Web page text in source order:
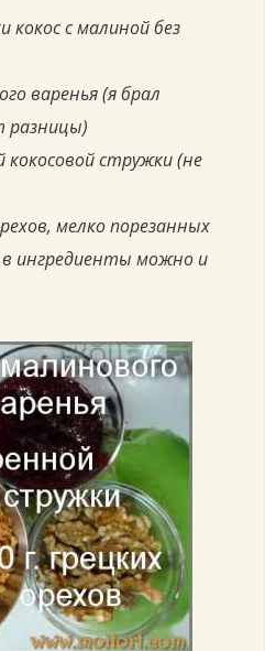
с малиной без
варенья (я брал
разницы)
стружки (не
мелко порезанных
ингредиенты можно и